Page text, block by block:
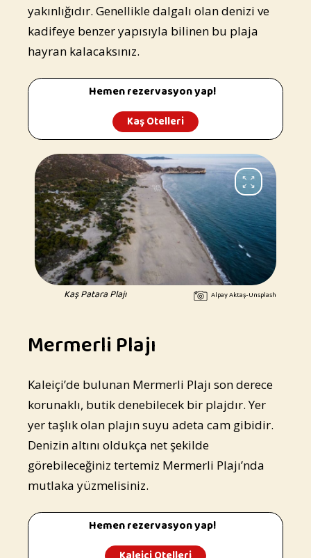
yakınlığıdır. Genellikle dalgalı olan denizi ve
kadifeye benzer yapısıyla bilinen bu plaja
hayran kalacaksınız.
Hemen rezervasyon yap!
Kaş Otelleri
Kaş Patara Plajı Alpay Aktaş-Unsplash
Mermerli Plajı
Kaleiçi’de bulunan Mermerli Plajı son derece
korunaklı, butik denebilecek bir plajdır. Yer
yer taşlık olan plajın suyu adeta cam gibidir.
Denizin altını oldukça net şekilde
görebileceğiniz tertemiz Mermerli Plajı’nda
mutlaka yüzmelisiniz.
Hemen rezervasyon yap!